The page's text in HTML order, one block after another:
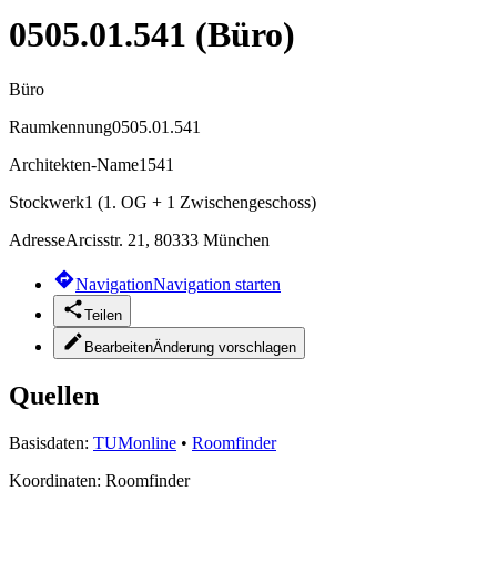
0505.01.541 (Büro)
Büro
Raumkennung0505.01.541
Architekten-Name1541
Stockwerk1 (1. OG + 1 Zwischengeschoss)
AdresseArcisstr. 21, 80333 München
NavigationNavigation starten
Teilen
BearbeitenÄnderung vorschlagen
Quellen
Basisdaten: TUMonline • Roomfinder
Koordinaten: Roomfinder